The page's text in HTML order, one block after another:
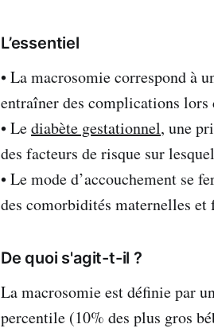
L’essentiel
• La macrosomie correspond à
entraîner des complications lors
• Lediabète gestationnel, une
des facteurs de risque sur
• Le mode d’accouchement se
des comorbidités maternelles et
De quoi s'agit-t-il ?
La macrosomie est définie par
percentile (10% des plus gros